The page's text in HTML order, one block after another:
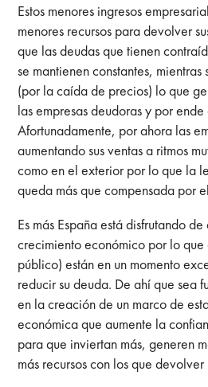
Estos menores ingresos
menores recursos para devolver
que las deudas que tienen
se mantienen constantes, mientras
(por la caída de precios) lo que
las empresas deudoras y por
Afortunadamente, por ahora las
aumentando sus ventas a ritmos
como en el exterior por lo que la
queda más que compensada por
Es más España está disfrutando
crecimiento económico por lo
público) están en un momento
reducir su deuda. De ahí que sea
en la creación de un marco de
económica que aumente la
para que inviertan más, generen
más recursos con los que